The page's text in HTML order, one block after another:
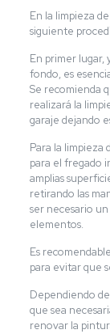
En la limpieza
siguiente
En primer lugar,
fondo, es
Se recomienda
realizará la
garaje dejando
Para la limpieza
para el fregado
amplias
retirando las
ser necesario
elementos.
Es
para evitar que
Dependiendo
que sea
renovar la